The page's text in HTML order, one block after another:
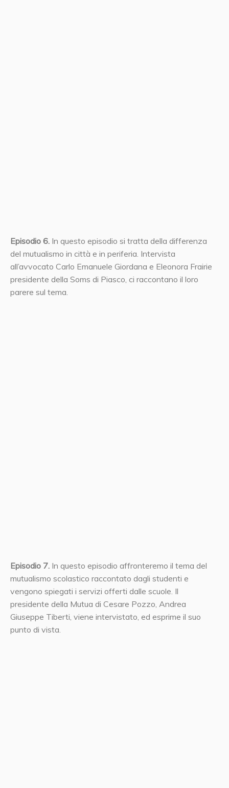
Episodio 6. In questo episodio si tratta della differenza
del mutualismo in città e in periferia. Intervista
all’avvocato Carlo Emanuele Giordana e Eleonora Frairie
presidente della Soms di Piasco, ci raccontano il loro
parere sul tema.
Episodio 7. In questo episodio affronteremo il tema del
mutualismo scolastico raccontato dagli studenti e
vengono spiegati i servizi offerti dalle scuole. Il
presidente della Mutua di Cesare Pozzo, Andrea
Giuseppe Tiberti, viene intervistato, ed esprime il suo
punto di vista.